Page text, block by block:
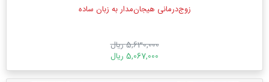
زوج‌درمانی هیجان‌مدار به زبان ساده
5,630,000 ریال
5,067,000 ریال